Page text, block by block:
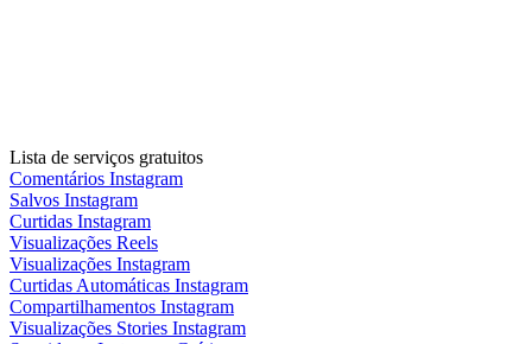
Lista de serviços gratuitos
Comentários Instagram
Salvos Instagram
Curtidas Instagram
Visualizações Reels
Visualizações Instagram
Curtidas Automáticas Instagram
Compartilhamentos Instagram
Visualizações Stories Instagram